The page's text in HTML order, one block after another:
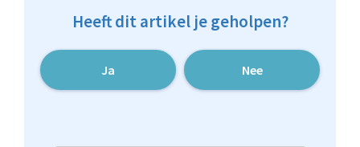
Heeft dit artikel je geholpen?
Ja Nee